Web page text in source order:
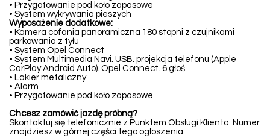
• Przygotowanie pod koło zapasowe
• System wykrywania pieszych
Wyposażenie dodatkowe:
• Kamera cofania panoramiczna 180 stopni z czujnikami
parkowania z tyłu
• System Opel Connect
• System Multimedia Navi. USB. projekcja telefonu (Apple
CarPlay.Android Auto). Opel Connect. 6 głoś.
• Lakier metaliczny
• Alarm
• Przygotowanie pod koło zapasowe
Chcesz zamówić jazdę próbną?
Skontaktuj się telefonicznie z Punktem Obsługi Klienta. Numer
znajdziesz w górnej części tego ogłoszenia.